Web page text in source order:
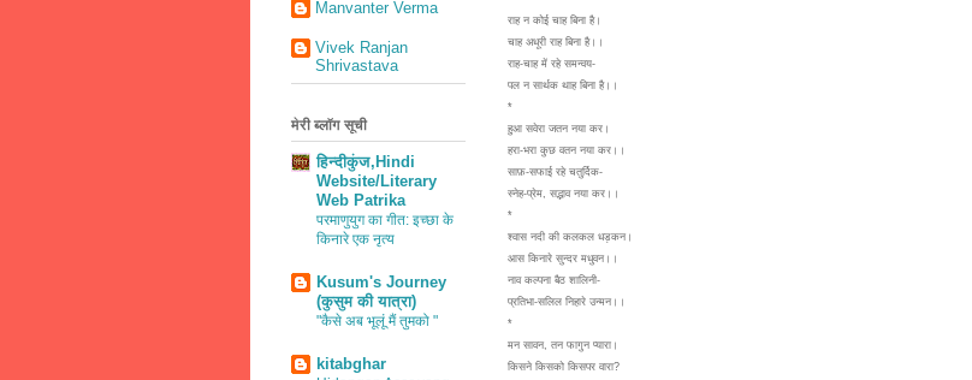
राह न कोई चाह बिना है।
चाह अधूरी राह बिना है।।
राह-चाह में रहे समन्वय-
पल न सार्थक थाह बिना है।।
*
हुआ सवेरा जतन नया कर।
हरा-भरा कुछ वतन नया कर।।
साफ़-सफाई रहे चतुर्दिक-
स्नेह-प्रेम, सद्भाव नया कर।।
*
श्वास नदी की कलकल धड़कन।
आस किनारे सुन्दर मधुवन।।
नाव कल्पना बैठ शालिनी-
प्रतिभा-सलिल निहारे उन्मन।।
*
मन सावन, तन फागुन प्यारा।
किसने किसको किसपर वारा?
Manvanter Verma
Vivek Ranjan
Shrivastava
मेरी ब्लॉग सूची
हिन्दीकुंज,Hindi
Website/Literary
Web Patrika
परमाणुयुग का गीत: इच्छा के
किनारे एक नृत्य
Kusum's Journey
(कुसुम की यात्रा)
"कैसे अब भूलूं मैं तुमको "
kitabghar